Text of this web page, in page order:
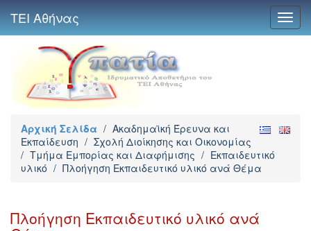
ΤΕΙ Αθήνας
Αρχική Σελίδα / Ακαδημαϊκή Έρευνα και
Εκπαίδευση / Σχολή Διοίκησης και Οικονομίας
/ Τμήμα Εμπορίας και Διαφήμισης / Εκπαιδευτικό
υλικό / Πλοήγηση Εκπαιδευτικό υλικό ανά Θέμα
Πλοήγηση Εκπαιδευτικό υλικό ανά